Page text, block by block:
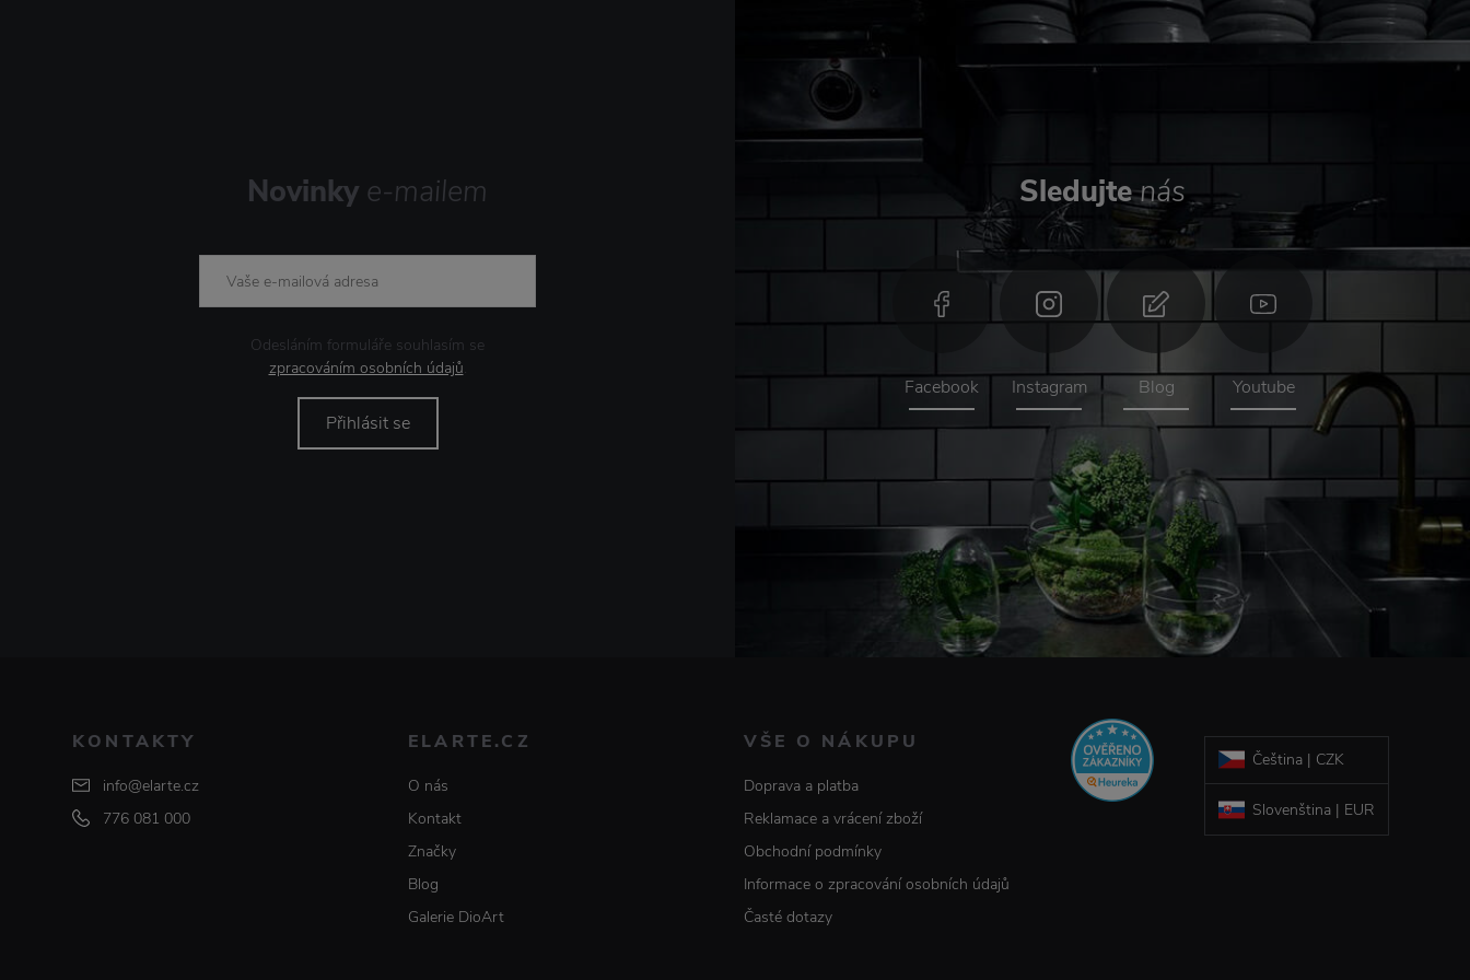
Novinky e-mailem
Odesláním formuláře souhlasím se
zpracováním osobních údajů.
Přihlásit se
Sledujtenás
Facebook Instagram Blog Youtube
KONTAKTY
info@elarte.cz
776 081 000
ELARTE.CZ
O nás
Kontakt
Značky
Blog
Galerie DioArt
VŠE O NÁKUPU
Doprava a platba
Reklamace a vrácení zboží
Obchodní podmínky
Informace o zpracování osobních údajů
Časté dotazy
Čeština | CZK
Slovenština | EUR